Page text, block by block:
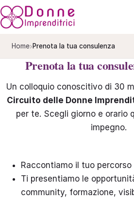
Salta
al
Home›Prenota la tua consulenza
Prenota la tua
Un colloquio conoscitivo di 30
Circuito delle Donne
per te. Scegli giorno e orario
impegno.
Raccontiamo il tuo
Ti presentiamo le
community, formazione,